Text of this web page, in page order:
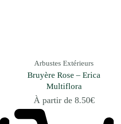
Arbustes Extérieurs
Bruyère Rose – Erica
Multiflora
À partir de 8.50€